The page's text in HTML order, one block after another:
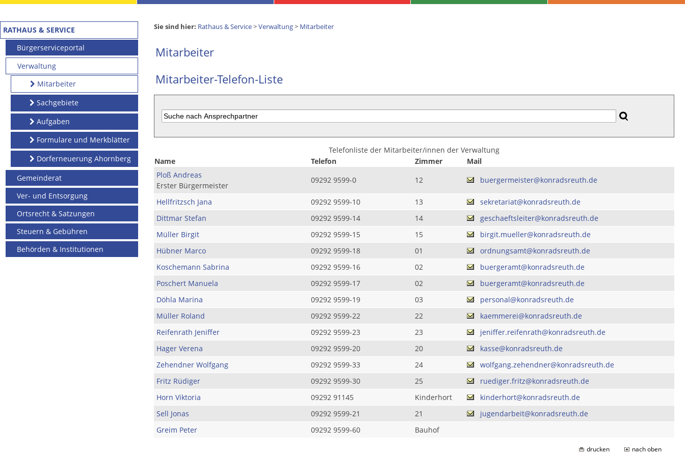
RATHAUS & SERVICE
Bürgerserviceportal
Verwaltung
Mitarbeiter
Sachgebiete
Aufgaben
Formulare und Merkblätter
Dorferneuerung Ahornberg
Gemeinderat
Ver- und Entsorgung
Ortsrecht & Satzungen
Steuern & Gebühren
Behörden & Institutionen
Sie sind hier: Rathaus & Service>Verwaltung> Mitarbeiter
Mitarbeiter
Mitarbeiter-Telefon-Liste
Telefonliste der Mitarbeiter/innen der Verwaltung
Name
Telefon Zimmer
Mail
Ploß Andreas
Erster Bürgermeister
09292 9599-0 12 buergermeister@konradsreuth.de
Hellfritzsch Jana 09292 9599-10 13
sekretariat@konradsreuth.de
Dittmar Stefan
09292 9599-14 14
geschaeftsleiter@konradsreuth.de
Müller Birgit
09292 9599-15 15
birgit.mueller@konradsreuth.de
Hübner Marco
09292 9599-18 01
ordnungsamt@konradsreuth.de
Koschemann Sabrina
09292 9599-16 02
buergeramt@konradsreuth.de
Poschert Manuela
09292 9599-17 02
buergeramt@konradsreuth.de
Döhla Marina
09292 9599-19 03
personal@konradsreuth.de
Müller Roland
09292 9599-22 22
kaemmerei@konradsreuth.de
Reifenrath Jeniffer
09292 9599-23 23
jeniffer.reifenrath@konradsreuth.de
Hager Verena
09292 9599-20 20
kasse@konradsreuth.de
Zehendner Wolfgang
09292 9599-33 24
wolfgang.zehendner@konradsreuth.de
Fritz Rüdiger
09292 9599-30 25
ruediger.fritz@konradsreuth.de
Horn Viktoria
09292 91145 Kinderhort
kinderhort@konradsreuth.de
Sell Jonas
09292 9599-21 21
jugendarbeit@konradsreuth.de
Greim Peter
09292 9599-60 Bauhof
drucken nach oben